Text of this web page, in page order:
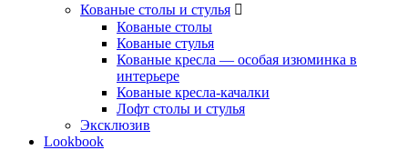
Кованые столы и стулья
Кованые столы
Кованые стулья
Кованые кресла — особая изюминка в
интерьере
Кованые кресла-качалки
Лофт столы и стулья
Эксклюзив
Lookbook